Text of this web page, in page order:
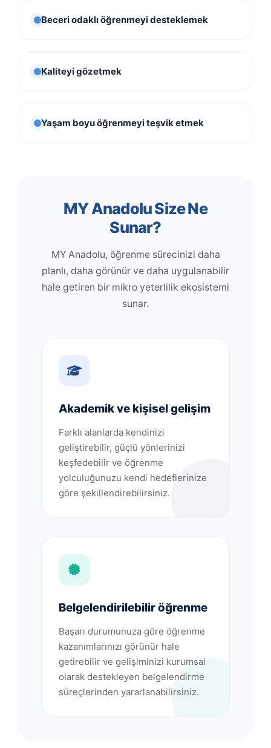
Beceri odaklı öğrenmeyi desteklemek
Kaliteyi gözetmek
Yaşam boyu öğrenmeyi teşvik etmek
MY Anadolu Size Ne
Sunar?
MY Anadolu, öğrenme sürecinizi daha
planlı, daha görünür ve daha uygulanabilir
hale getiren bir mikro yeterlilik ekosistemi
sunar.
Akademik ve kişisel gelişim
Farklı alanlarda kendinizi
geliştirebilir, güçlü yönlerinizi
keşfedebilir ve öğrenme
yolculuğunuzu kendi hedeflerinize
göre şekillendirebilirsiniz.
Belgelendirilebilir öğrenme
Başarı durumunuza göre öğrenme
kazanımlarınızı görünür hale
getirebilir ve gelişiminizi kurumsal
olarak destekleyen belgelendirme
süreçlerinden yararlanabilirsiniz.